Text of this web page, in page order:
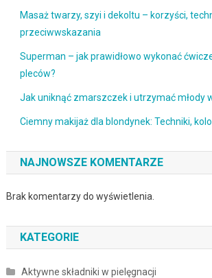
Masaż twarzy, szyi i dekoltu – korzyści,
przeciwwskazania
Superman – jak prawidłowo wykonać
pleców?
Jak uniknąć zmarszczek i utrzymać młody
Ciemny makijaż dla blondynek: Techniki,
NAJNOWSZE KOMENTARZE
Brak komentarzy do wyświetlenia.
KATEGORIE
Aktywne składniki w pielęgnacji